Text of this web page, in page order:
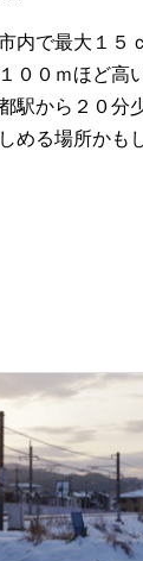
内で最大１５
００ｍほど高
駅から２０分
める場所かも